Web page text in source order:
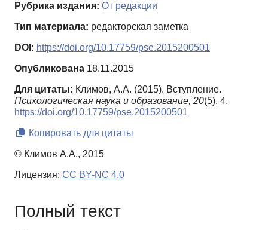
Рубрика издания: От редакции
Тип материала: редакторская заметка
DOI: https://doi.org/10.17759/pse.2015200501
Опубликована 18.11.2015
Для цитаты: Климов, А.А. (2015). Вступление.
Психологическая наука и образование, 20(5), 4.
https://doi.org/10.17759/pse.2015200501
Копировать для цитаты
© Климов А.А., 2015
Лицензия: CC BY-NC 4.0
Полный текст